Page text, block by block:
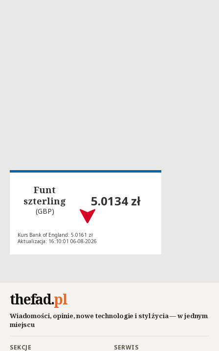
Funt
szterling
(GBP)
5.0134 zł
Kurs Bank of England: 5.0161 zł
Aktualizacja: 16:10:01 06-08-2026
thefad.pl
Wiadomości, opinie, nowe technologie i styl życia — w jednym
miejscu
SEKCJE SERWIS